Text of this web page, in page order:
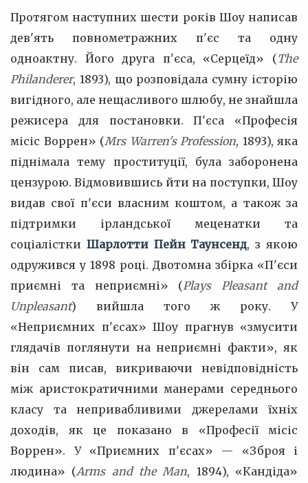
Протягом наступних шести років Шоу написав
дев'ять повнометражних п'єс та одну
одноактну. Його друга п'єса, «Серцеїд» (The
Philanderer, 1893), що розповідала сумну історію
вигідного, але нещасливого шлюбу, не знайшла
режисера для постановки. П'єса «Професія
місіс Воррен» (Mrs Warren's Profession, 1893), яка
піднімала тему проституції, була заборонена
цензурою. Відмовившись йти на поступки, Шоу
видав свої п'єси власним коштом, а також за
підтримки ірландської меценатки та
соціалістки Шарлотти Пейн Таунсенд, з якою
одружився у 1898 році. Двотомна збірка «П'єси
приємні та неприємні» (Plays Pleasant and
Unpleasant) вийшла того ж року. У
«Неприємних п'єсах» Шоу прагнув «змусити
глядачів поглянути на неприємні факти», як
він сам писав, викриваючи невідповідність
між аристократичними манерами середнього
класу та непривабливими джерелами їхніх
доходів, як це показано в «Професії місіс
Воррен». У «Приємних п'єсах» — «Зброя і
людина» (Arms and the Man, 1894), «Кандіда»